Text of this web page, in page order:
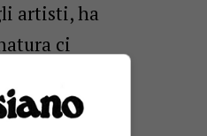
artisti, ha
ci